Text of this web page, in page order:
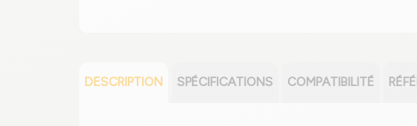
DESCRIPTION SPÉCIFICATIONS COMPATIBILITÉ